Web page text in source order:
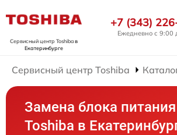
Сервисный центр Toshibaв
Екатеринбурге
+7 (343)
Ежедневно с 9:00
Сервисный центр Toshiba
Замена блока
Toshiba в